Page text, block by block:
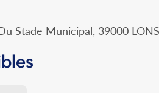
Stade Municipal, 39000